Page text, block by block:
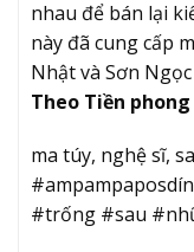
nhau để bán lại
này đã cung cấp
Nhật và Sơn
Theo Tiền phong
ma túy, nghệ sĩ,
#trống #sau